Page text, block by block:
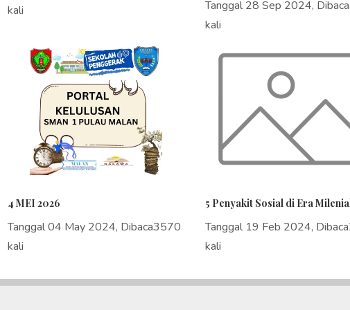
kali
Tanggal 28 Sep 2024,
kali
4 MEI 2026
Tanggal 04 May 2024, Dibaca3570
kali
5 Penyakit Sosial di Era
Tanggal 19 Feb 2024,
kali